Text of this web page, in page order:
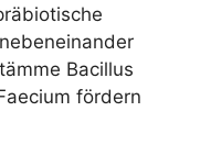
Bacillus
fördern